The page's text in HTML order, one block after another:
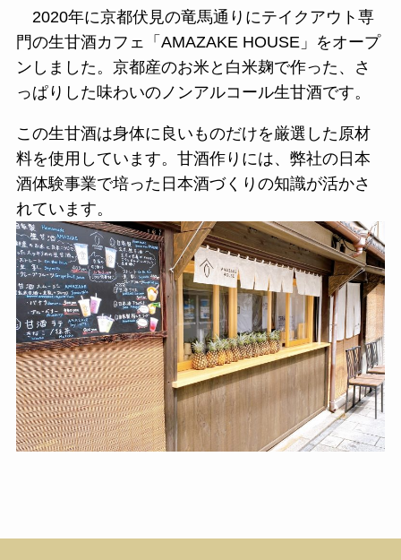
2020年に京都伏見の竜馬通りにテイクアウト専
門の生甘酒カフェ「AMAZAKE HOUSE」をオープ
ンしました。京都産のお米と白米麹で作った、さ
っぱりした味わいのノンアルコール生甘酒です。
この生甘酒は身体に良いものだけを厳選した原材
料を使用しています。甘酒作りには、弊社の日本
酒体験事業で培った日本酒づくりの知識が活かさ
れています。